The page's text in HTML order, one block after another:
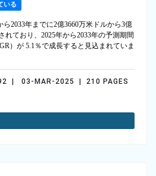
いる
ら2033年までに2億3660万米ドルから3億
れており、2025年から2033年の予測期間
）が 5.1％で成長すると見込まれていま
| 03-MAR-2025 | 210 PAGES